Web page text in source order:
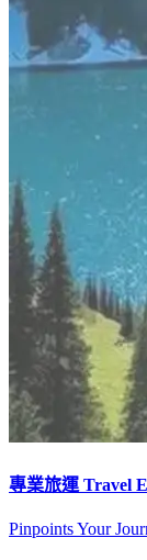
專業旅運 Travel
Pinpoints Your